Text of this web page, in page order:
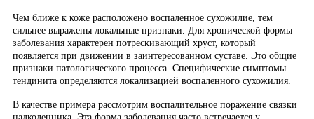
Чем ближе к коже расположено воспаленное сухожилие, тем
сильнее выражены локальные признаки. Для хронической формы
заболевания характерен потрескивающий хруст, который
появляется при движении в заинтересованном суставе. Это общие
признаки патологического процесса. Специфические симптомы
тендинита определяются локализацией воспаленного сухожилия.
В качестве примера рассмотрим воспалительное поражение связки